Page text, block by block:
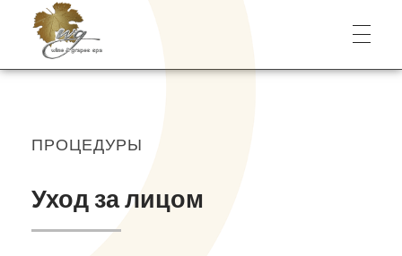
Wine & Grapes Spa
ПРОЦЕДУРЫ
Уход за лицом